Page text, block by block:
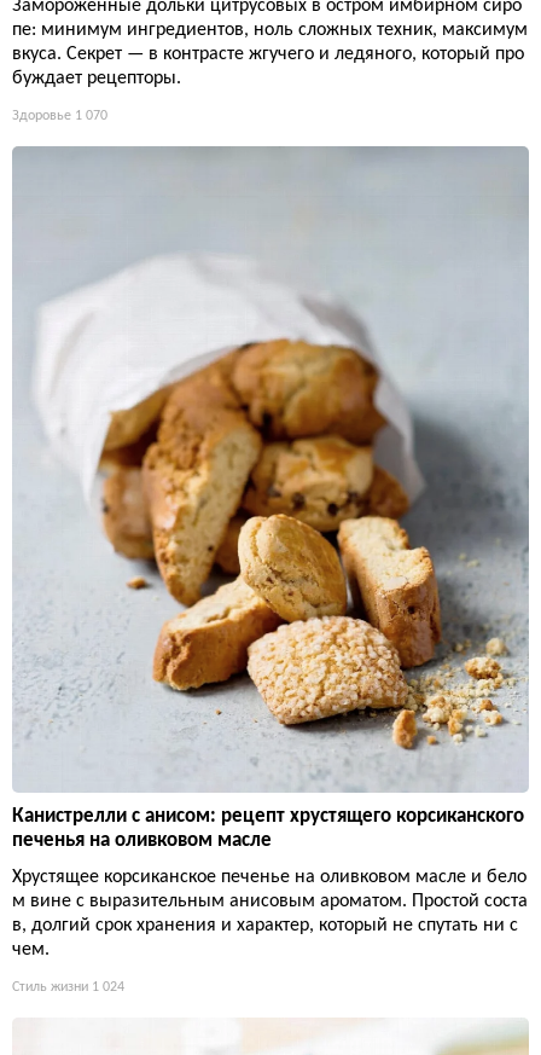
Замороженные дольки цитрусовых в остром имбирном сиро
пе: минимум ингредиентов, ноль сложных техник, максимум
вкуса. Секрет — в контрасте жгучего и ледяного, который про
буждает рецепторы.
Здоровье 1 070
Канистрелли с анисом: рецепт хрустящего корсиканского
печенья на оливковом масле
Хрустящее корсиканское печенье на оливковом масле и бело
м вине с выразительным анисовым ароматом. Простой соста
в, долгий срок хранения и характер, который не спутать ни с
чем.
Стиль жизни 1 024